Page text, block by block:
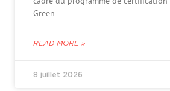
Green
READ MORE »
8 juillet 2026